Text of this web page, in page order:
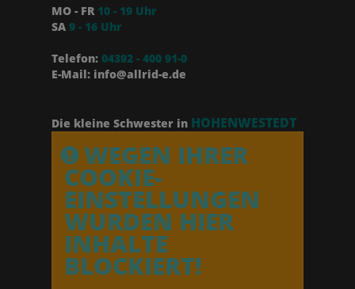
MO - FR 10 - 19 Uhr
SA 9 - 16 Uhr
Telefon: 04392 - 400 91-0
E-Mail: info@allrid-e.de
Die kleine Schwester in HOHENWESTEDT
WEGEN IHRER
COOKIE-
EINSTELLUNGEN
WURDEN HIER
INHALTE
BLOCKIERT!